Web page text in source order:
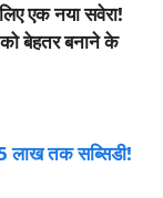
एक नया सवेरा!
बेहतर बनाने के
लाख तक सब्सिडी!